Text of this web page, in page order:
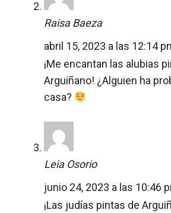
Raisa Baeza
abril 15, 2023 a las 12:14
¡Me encantan las alubias
Arguiñano! ¿Alguien ha
casa?
Leia Osorio
junio 24, 2023 a las 10:46
¡Las judías pintas de